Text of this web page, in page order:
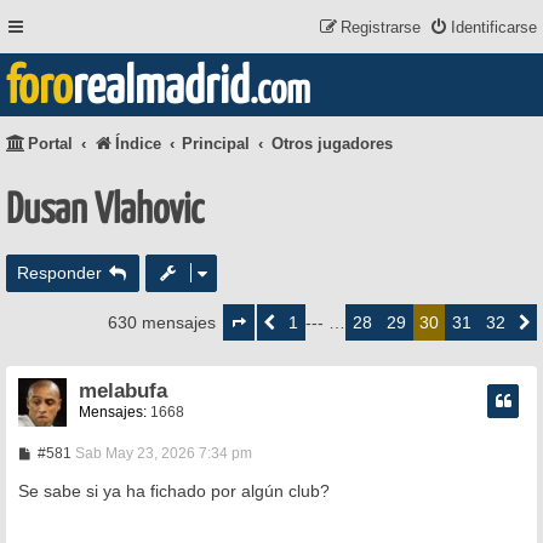
Identificarse
Registrarse
fororealmadrid.com
Portal Índice Principal Otros jugadores
Dusan Vlahovic
Responder
630 mensajes
Página
deAnterior1 --- … 28 29 30 31 32
melabufa
Mensajes: 1668
#581 M
n
Sab May 23, 2026 7:34 pm
Se sabe si ya ha fichado por algún club?